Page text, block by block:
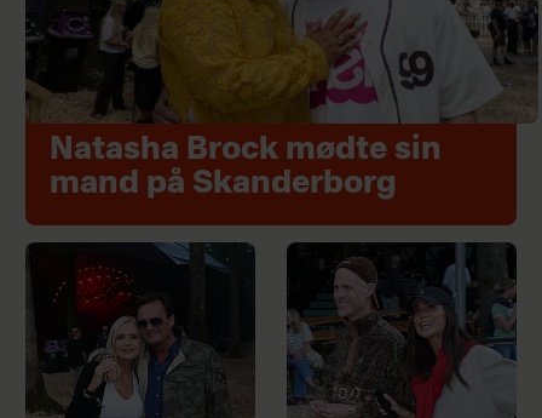
Natasha Brock mødte sin
mand på Skanderborg